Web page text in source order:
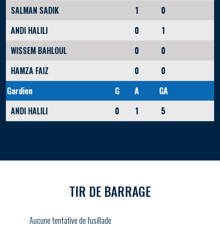
SALMAN SADIK
1
0
ANDI HALILI
0
1
WISSEM BAHLOUL
0
0
HAMZA FAIZ
0
0
Gardien
G A
GA
ANDI HALILI
0 1 5
TIR DE BARRAGE
Aucune tentative de fusillade